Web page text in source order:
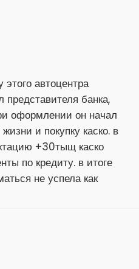
автоцентра
банка,
оформлении он начал
и покупку каско. в
+30тыщ каско
по кредиту. в итоге
не успела как